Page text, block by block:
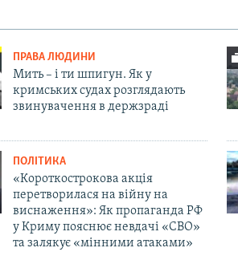
ПРАВА ЛЮДИНИ
Мить – і ти шпигун. Як у
кримських судах розглядають
звинувачення в держзраді
ПОЛІТИКА
«Короткострокова акція
перетворилася на війну на
виснаження»: Як пропаганда РФ
у Криму пояснює невдачі «СВО»
та залякує «мінними атаками»